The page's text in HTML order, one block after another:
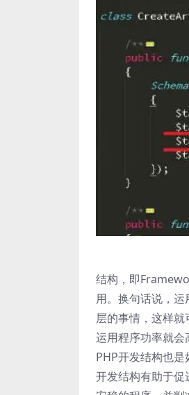
结构，即
用。换句话说，
层的事情，这样
运用程序功率就会
PHP开发结构也
开发结构有助于促